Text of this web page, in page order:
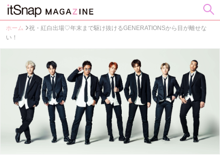
ホーム
祝・紅白出場♡年末まで駆け抜けるGENERATIONSから目が離せな
い！